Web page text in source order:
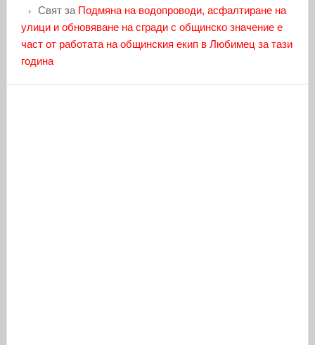
Святза Подмяна на водопроводи, асфалтиране на
улици и обновяване на сгради с общинско значение е
част от работата на общинския екип в Любимец за тази
година